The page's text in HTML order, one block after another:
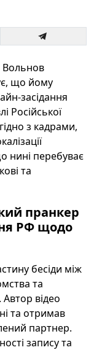
Вольнов
що йому
Російської
з кадрами,
нині перебуває
та
пранкер
РФ щодо
бесіди між
та
відео
та отримав
партнер.
запису та